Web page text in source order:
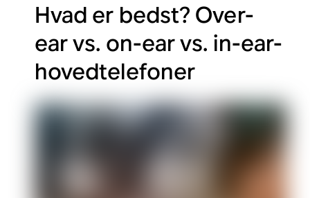
Hvad er bedst? Over-
ear vs. on-ear vs. in-ear-
hovedtelefoner